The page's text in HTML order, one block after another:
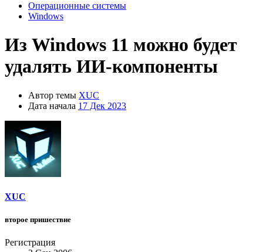
Операционные системы
Windows
Из Windows 11 можно будет
удалять ИИ-компоненты
Автор темы XUC
Дата начала 17 Дек 2023
XUC
второе пришествие
Регистрация